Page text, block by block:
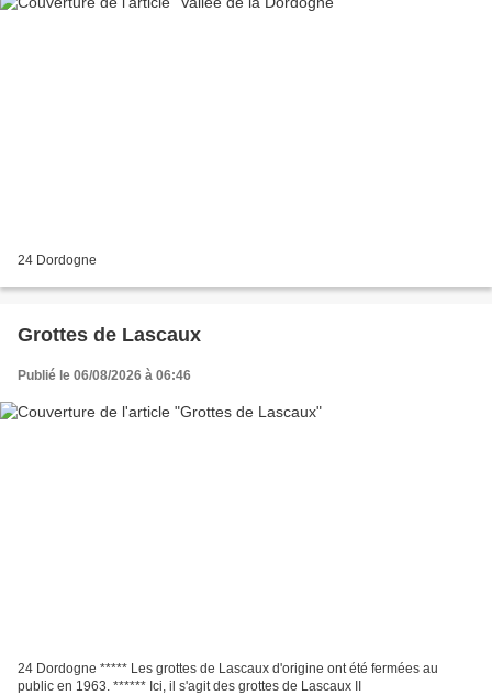
24 Dordogne
Grottes de Lascaux
Publié le 06/08/2026 à 06:46
24 Dordogne ***** Les grottes de Lascaux d'origine ont été fermées au
public en 1963. ****** Ici, il s'agit des grottes de Lascaux II